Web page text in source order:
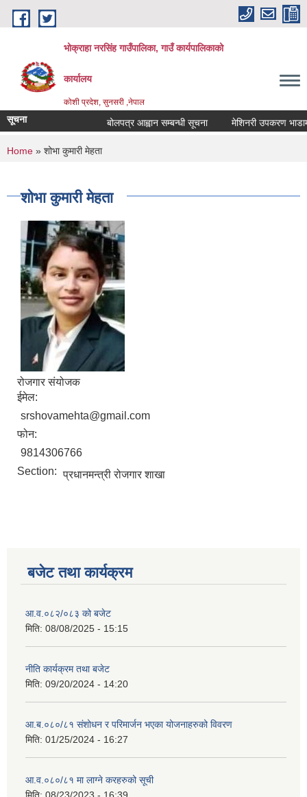
Skip to main content
भोक्राहा नरसिंह गाउँपालिका, गाउँ कार्यपालिकाको
कार्यालय
कोशी प्रदेश, सुनसरी ,नेपाल
सूचना बोलपत्र आह्वान सम्बन्धी सूचना मेशिनरी उपकरण
You are here
Home » शोभा कुमारी मेहता
शोभा कुमारी मेहता
रोजगार संयोजक
ईमेल:
srshovamehta@gmail.com
फोन:
9814306766
Section: प्रधानमन्त्री रोजगार शाखा
बजेट तथा कार्यक्रम
आ.व.०८२/०८३ को बजेट
मिति: 08/08/2025 - 15:15
नीति कार्यक्रम तथा बजेट
मिति: 09/20/2024 - 14:20
आ.ब.०८०/८१ संशोधन र परिमार्जन भएका योजनाहरुको विवरण
मिति: 01/25/2024 - 16:27
आ.व.०८०/८१ मा लाग्ने करहरुको सूची